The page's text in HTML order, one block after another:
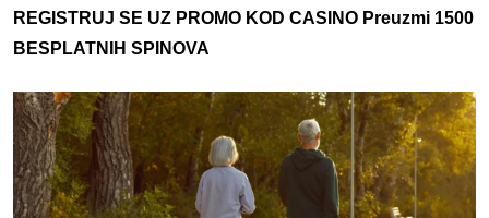
REGISTRUJ SE UZ PROMO KOD CASINO Preuzmi 1500
BESPLATNIH SPINOVA